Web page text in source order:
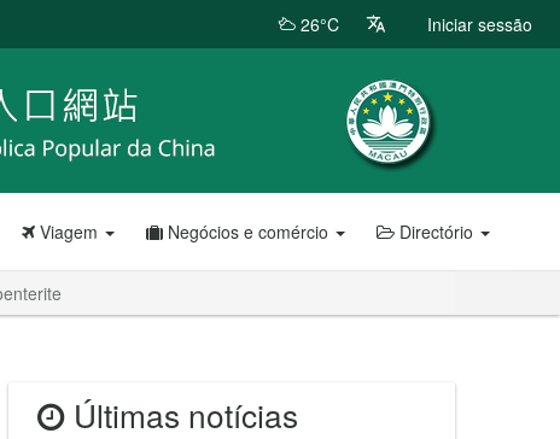
26°C Iniciar sessão
Viagem Negócios e comércio Directório
Últimas notícias